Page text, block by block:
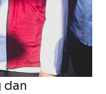
dan